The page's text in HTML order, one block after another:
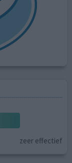
zeer effectief